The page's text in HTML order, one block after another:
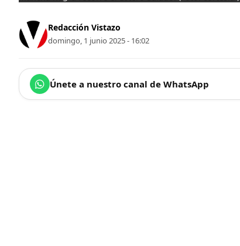
Redacción Vistazo
domingo, 1 junio 2025 - 16:02
Únete a nuestro canal de WhatsApp